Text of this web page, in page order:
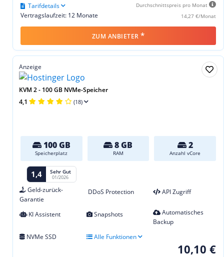
Durchschnittspreis pro Monat
14,27 €/Monat
Vertragslaufzeit: 12 Monate
Tarifdetails
ZUM ANBIETER *
Anzeige
KVM 2 - 100 GB NVMe-Speicher
4,1 (18)
100 GB
Speicherplatz
8 GB
RAM
2
Anzahl vCore
1,4 Sehr Gut
01/2026
Geld-zurück-
Garantie
DDoS Protection API Zugriff
KI Assistent Snapshots
Automatisches
Backup
NVMe SSD
Alle Funktionen
10,10 €